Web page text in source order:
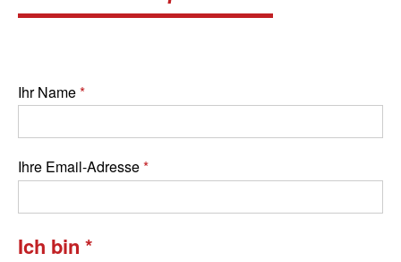
Ihr Name
Ihre Email-Adresse
Ich bin